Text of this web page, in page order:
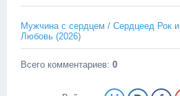
Мужчина с сердцем / Сердцеед Рок и
Любовь (2026)
Всего комментариев: 0